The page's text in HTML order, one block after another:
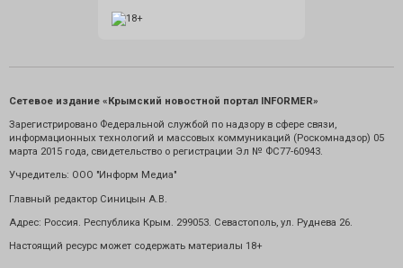
Сетевое издание «Крымский новостной портал INFORMER»
Зарегистрировано Федеральной службой по надзору в сфере связи,
информационных технологий и массовых коммуникаций (Роскомнадзор) 05
марта 2015 года, свидетельство о регистрации Эл № ФС77-60943.
Учредитель: ООО "Информ Медиа"
Главный редактор Синицын А.В.
Адрес: Россия. Республика Крым. 299053. Севастополь, ул. Руднева 26.
Настоящий ресурс может содержать материалы 18+